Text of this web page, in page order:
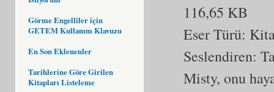
Görme Engelliler için
GETEM Kullanım Klavuzu
En Son Eklenenler
Tarihlerine Göre Girilen
Kitapları Listeleme
116,65 KB
Eser Türü:
Seslendiren:
Misty, onu